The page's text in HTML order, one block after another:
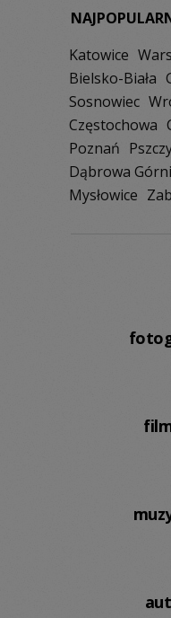
Katowice
Bielsko-Biała
Sosnowiec
Częstochowa
Poznań
Dąbrowa
Mysłowice